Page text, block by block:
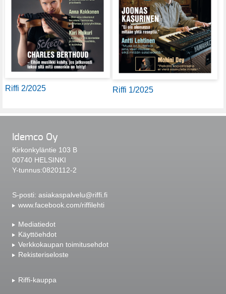
Riffi 2/2025 Riffi 1/2025
Idemco Oy
Kirkonkyläntie 103 B
00740 HELSINKI
Y-tunnus:0820112-2
S-posti: asiakaspalvelu@riffi.fi
www.facebook.com/riffilehti
Mediatiedot
Käyttöehdot
Verkkokaupan toimitusehdot
Rekisteriseloste
Riffi-kauppa